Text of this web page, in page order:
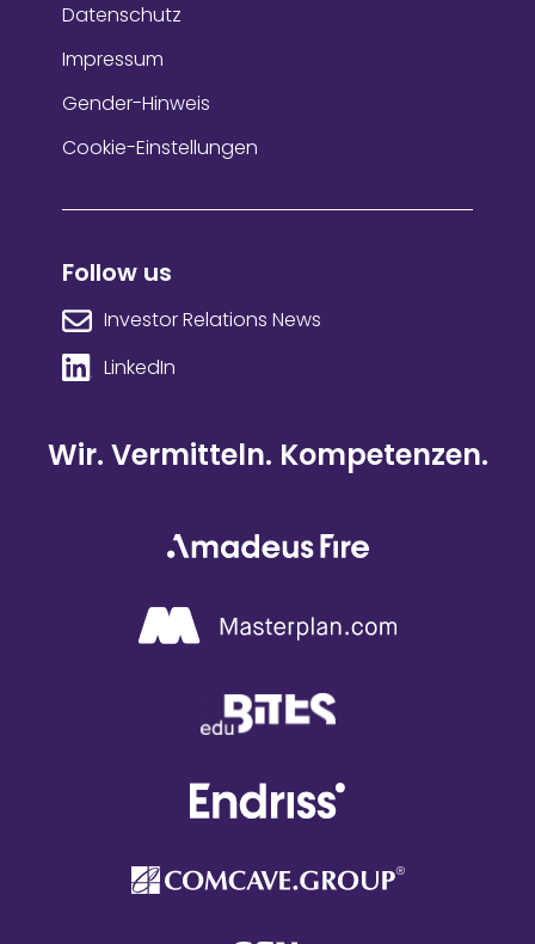
Follow us
Investor Relations News
LinkedIn
Wir. Vermitteln. Kompetenzen.
Datenschutz
Impressum
Gender-Hinweis
Cookie-Einstellungen